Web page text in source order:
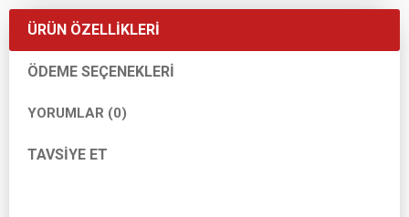
ÜRÜN ÖZELLIKLERI
ÖDEME SEÇENEKLERI
YORUMLAR (0)
TAVSIYE ET